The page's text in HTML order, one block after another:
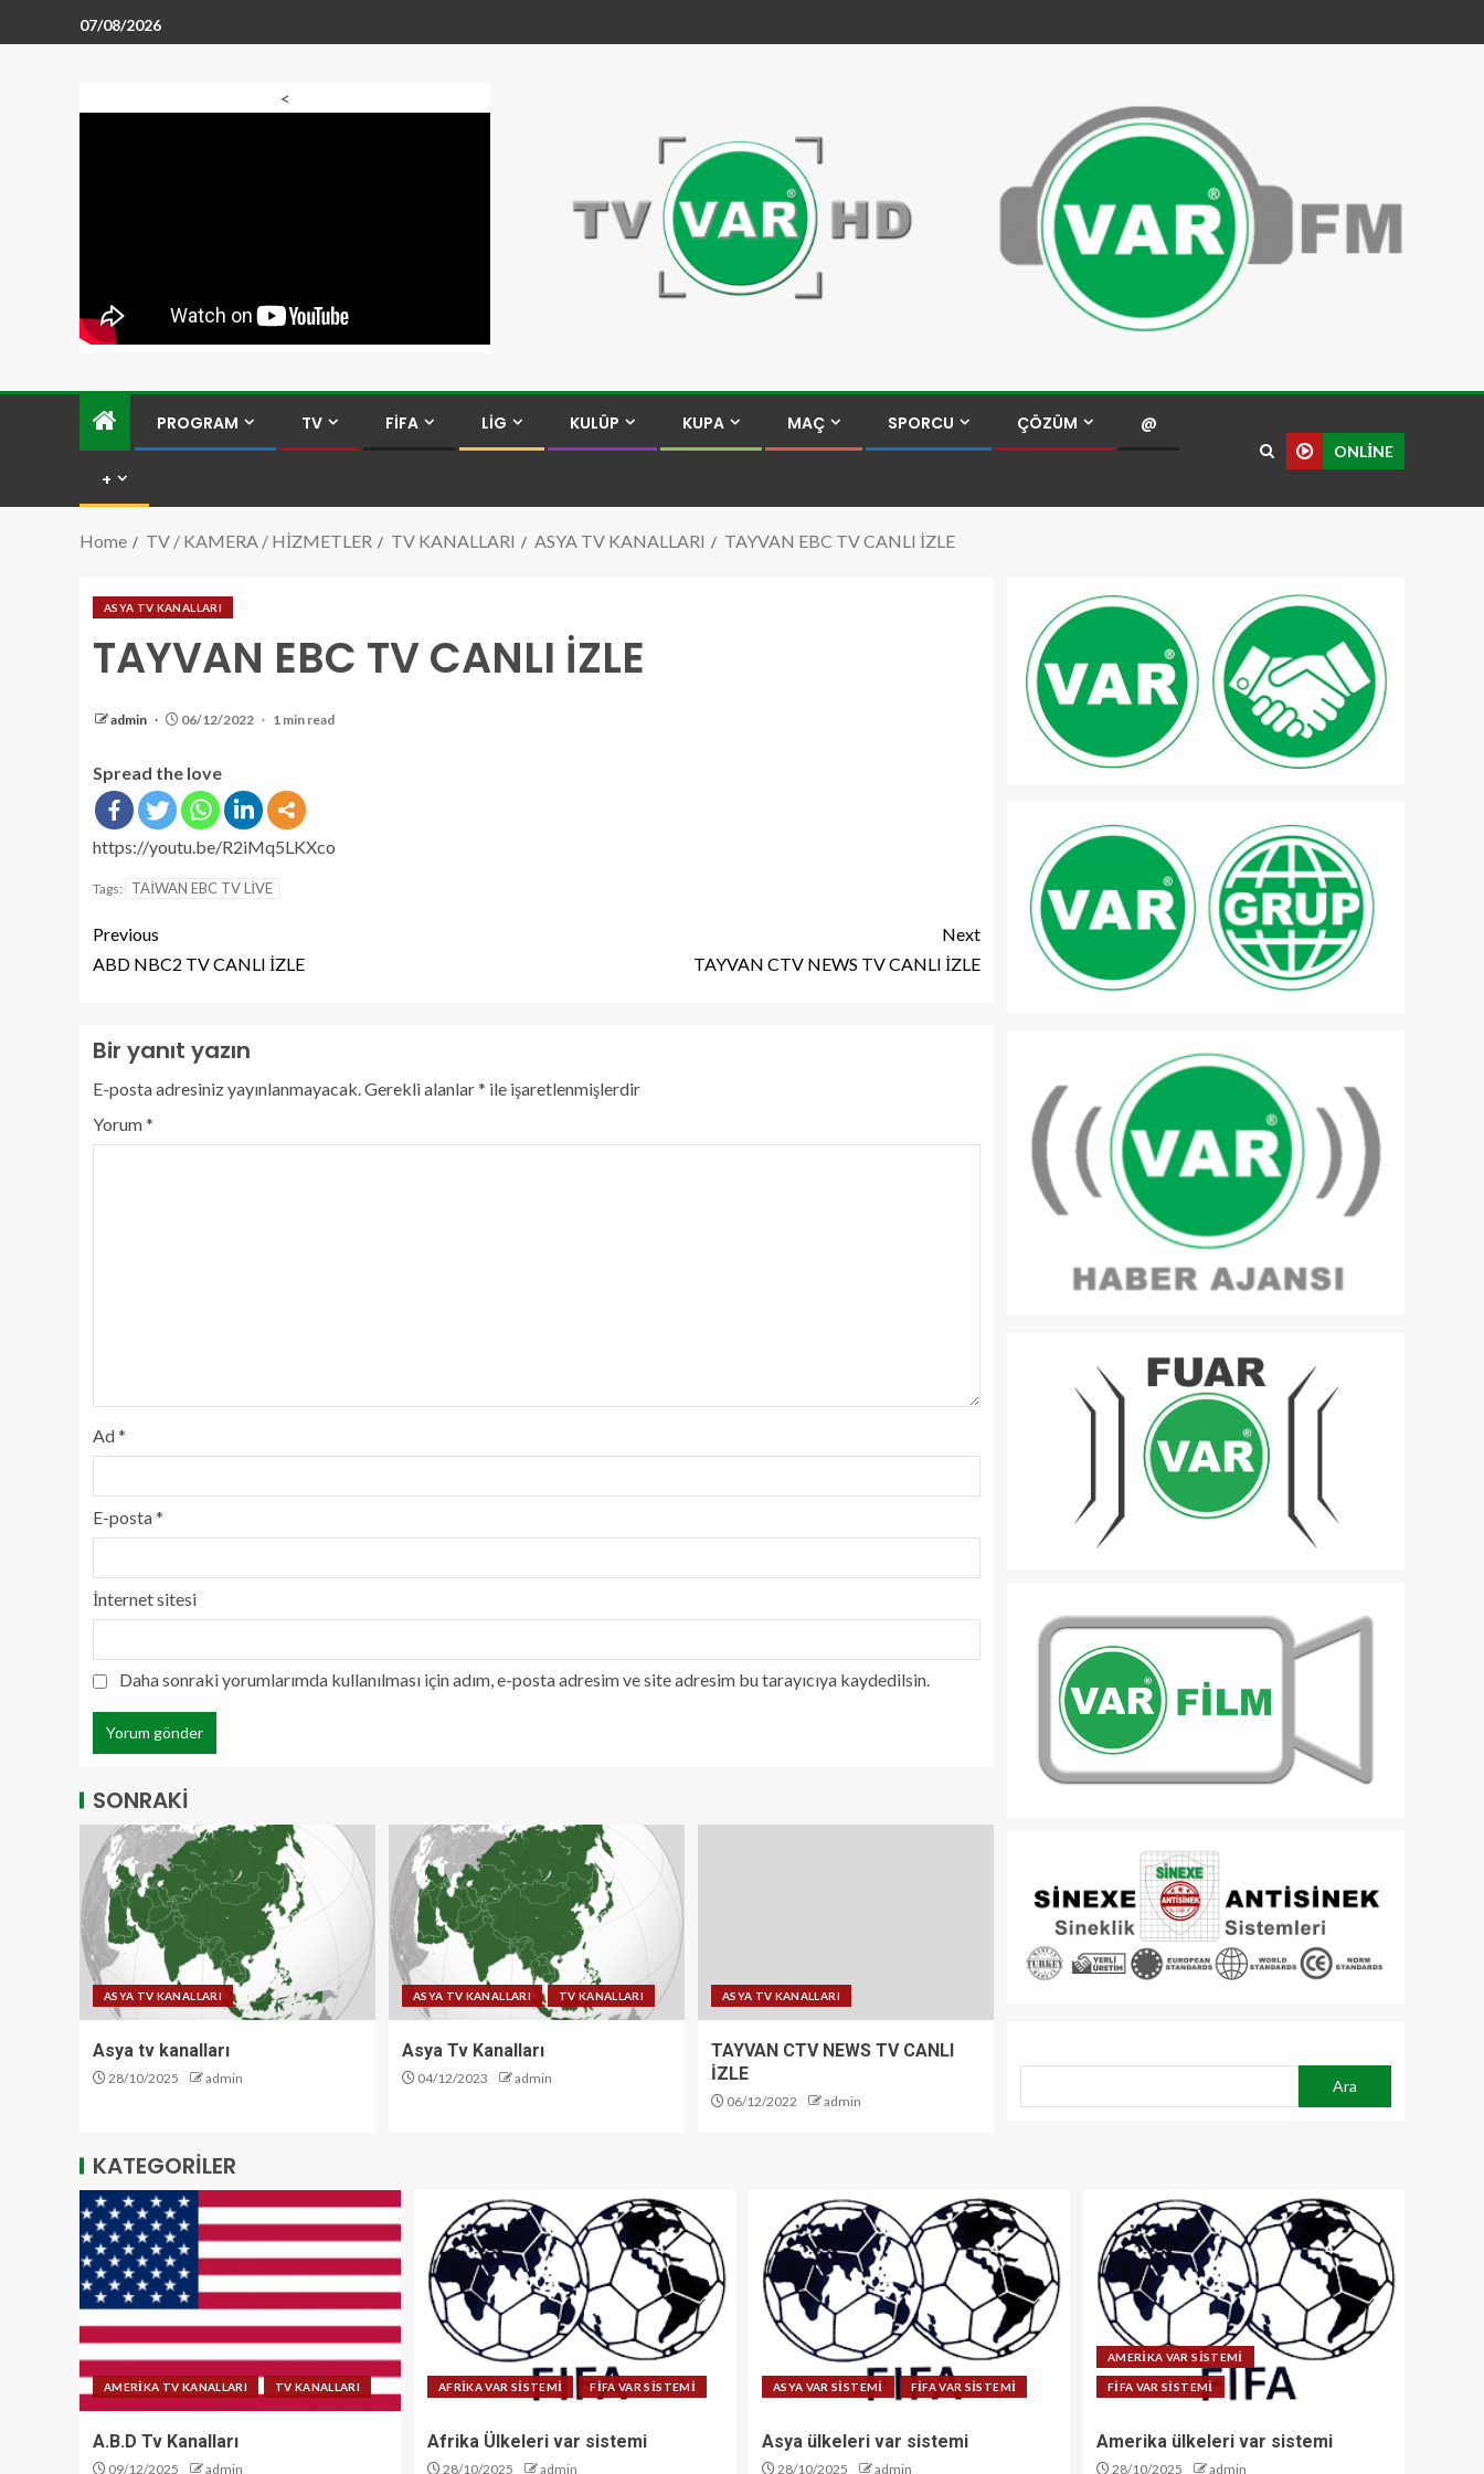
07/08/2026
<
PROGRAM TV FİFA LİG KULÜP KUPA MAÇ SPORCU ÇÖZÜM @
+
ONLINE
Home TV / KAMERA / HİZMETLER TV KANALLARI ASYA TV KANALLARI TAYVAN EBC TV CANLI İZLE
ASYA TV KANALLARI
TAYVAN EBC TV CANLI İZLE
admin 06/12/2022 1 min read
Spread the love
https://youtu.be/R2iMq5LKXco
Tags: TAİWAN EBC TV LİVE
Previous
ABD NBC2 TV CANLI İZLE
Next
TAYVAN CTV NEWS TV CANLI İZLE
Bir yanıt yazın
E-posta adresiniz yayınlanmayacak.Gerekli alanlar* ile işaretlenmişlerdir
Yorum*
Ad*
E-posta*
İnternet sitesi
Daha sonraki yorumlarımda kullanılması için adım, e-posta adresim ve site adresim bu tarayıcıya kaydedilsin.
SONRAKİ
ASYA TV KANALLARI
Asya tv kanalları
28/10/2025 admin
ASYA TV KANALLARI TV KANALLARI
Asya Tv Kanalları
04/12/2023 admin
ASYA TV KANALLARI
TAYVAN CTV NEWS TV CANLI
İZLE
06/12/2022 admin
Ara
KATEGORİLER
AMERİKA TV KANALLARI TV KANALLARI
A.B.D Tv Kanalları
09/12/2025 admin
AFRİKA VAR SİSTEMİ FİFA VAR SİSTEMİ
Afrika Ülkeleri var sistemi
28/10/2025 admin
ASYA VAR SİSTEMİ FİFA VAR SİSTEMİ
Asya ülkeleri var sistemi
28/10/2025 admin
AMERİKA VAR SİSTEMİ
FİFA VAR SİSTEMİ
Amerika ülkeleri var sistemi
28/10/2025 admin